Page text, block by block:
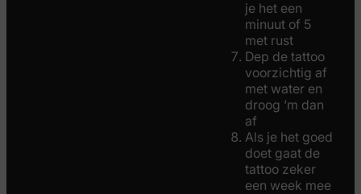
je het een
minuut of 5
met rust
Dep de tattoo
voorzichtig af
met water en
droog ‘m dan
af
Als je het goed
doet gaat de
tattoo zeker
een week mee